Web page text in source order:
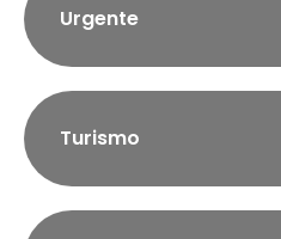
Urgente
Turismo